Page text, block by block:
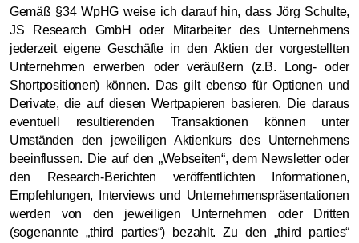
Gemäß §34 WpHG weise ich darauf hin, dass Jörg Schulte,
JS Research GmbH oder Mitarbeiter des Unternehmens
jederzeit eigene Geschäfte in den Aktien der vorgestellten
Unternehmen erwerben oder veräußern (z.B. Long- oder
Shortpositionen) können. Das gilt ebenso für Optionen und
Derivate, die auf diesen Wertpapieren basieren. Die daraus
eventuell resultierenden Transaktionen können unter
Umständen den jeweiligen Aktienkurs des Unternehmens
beeinflussen. Die auf den „Webseiten“, dem Newsletter oder
den Research-Berichten veröffentlichten Informationen,
Empfehlungen, Interviews und Unternehmenspräsentationen
werden von den jeweiligen Unternehmen oder Dritten
(sogenannte „third parties“) bezahlt. Zu den „third parties“